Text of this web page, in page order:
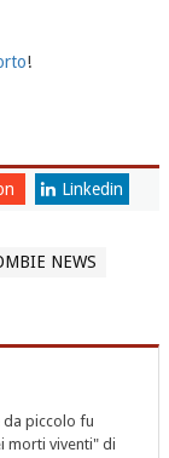
!
Linkedin
NEWS
piccolo fu
morti viventi" di